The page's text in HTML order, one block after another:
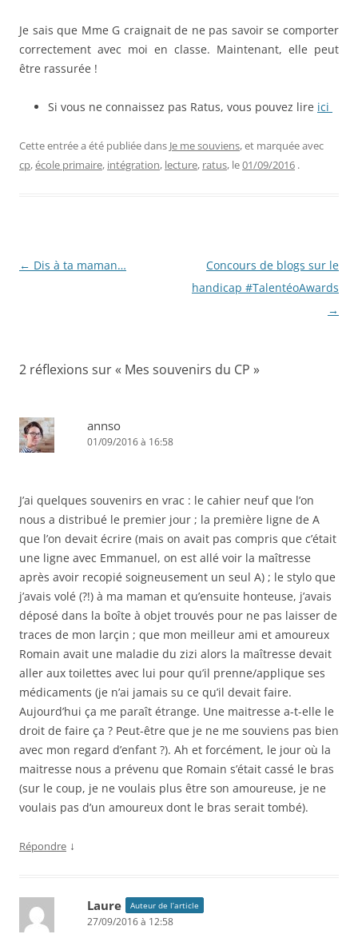
Je sais que Mme G craignait de ne pas savoir se comporter
correctement avec moi en classe. Maintenant, elle peut
être rassurée !
Si vous ne connaissez pas Ratus, vous pouvez lire ici
Cette entrée a été publiée dans Je me souviens, et marquée avec
cp,école primaire, intégration, lecture, ratus, le01/09/2016 .
Navigation
← Dis à ta maman…
Concours de blogs sur le
handicap #TalentéoAwards
→
2 réflexions sur « Mes souvenirs du CP »
annso
01/09/2016 à 16:58
J’ai quelques souvenirs en vrac : le cahier neuf que l’on
nous a distribué le premier jour ; la première ligne de A
que l’on devait écrire (mais on avait pas compris que c’était
une ligne avec Emmanuel, on est allé voir la maîtresse
après avoir recopié soigneusement un seul A) ; le stylo que
j’avais volé (?!) à ma maman et qu’ensuite honteuse, j’avais
déposé dans la boîte à objet trouvés pour ne pas laisser de
traces de mon larçin ; que mon meilleur ami et amoureux
Romain avait une maladie du zizi alors la maîtresse devait
aller aux toilettes avec lui pour qu’il prenne/applique ses
médicaments (je n’ai jamais su ce qu’il devait faire.
Aujourd’hui ça me paraît étrange. Une maitresse a-t-elle le
droit de faire ça ? Peut-être que je ne me souviens pas bien
avec mon regard d’enfant ?). Ah et forcément, le jour où la
maitresse nous a prévenu que Romain s’était cassé le bras
(sur le coup, je ne voulais plus être son amoureuse, je ne
voulais pas d’un amoureux dont le bras serait tombé).
Répondre ↓
Laure Auteur de l’article
27/09/2016 à 12:58